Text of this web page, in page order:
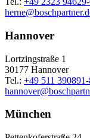
herne@
Hannover
Lortzingstraße 1
30177 Hannover
Tel.: +49 511
hannover@
München